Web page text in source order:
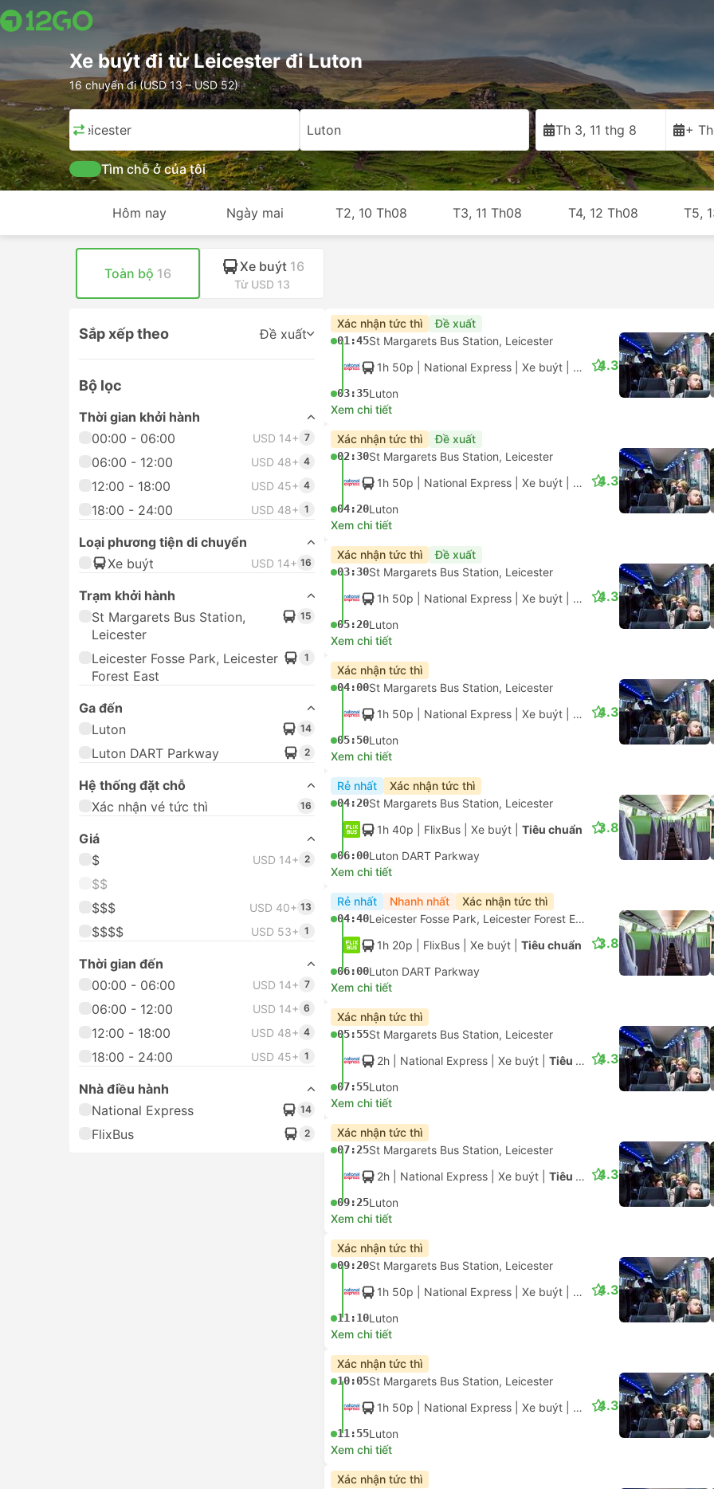
Xe buýt đi từ Leicester đi Luton
16 chuyến đi (USD 13 – USD 52)
Leicester Luton Th 3, 11 thg 8 +
Tìm chỗ ở của tôi
Hôm nay Ngày mai T2, 10 Th08 T3, 11 Th08 T4, 12 Th08 T5,
Toàn bộ 16 Xe buýt 16
Từ USD 13
Sắp xếp theo Đề xuất
Bộ lọc
Thời gian khởi hành
00:00 - 06:00
USD 14+ 7
06:00 - 12:00 USD 48+ 4
12:00 - 18:00 USD 45+ 4
18:00 - 24:00 USD 48+ 1
Loại phương tiện di chuyển
Xe buýt
USD 14+ 16
Trạm khởi hành
St Margarets Bus Station,
Leicester
15
Leicester Fosse Park, Leicester
Forest East
1
Ga đến
Luton
14
Luton DART Parkway 2
Hệ thống đặt chỗ
Xác nhận vé tức thì
16
Giá
$
USD 14+ 2
$$
$$$
USD 40+ 13
$$$$ USD 53+ 1
Thời gian đến
00:00 - 06:00
USD 14+ 7
06:00 - 12:00 USD 14+ 6
12:00 - 18:00 USD 48+ 4
18:00 - 24:00 USD 45+ 1
Nhà điều hành
National Express
14
FlixBus 2
Xác nhận tức thì Đề xuất
01:45St Margarets Bus Station, Leicester
1h 50p | National Express Xe buýt Tiêu chuẩn có điều hòa
03:35Luton
4.3
Xem chi tiết
Xác nhận tức thì Đề xuất
02:30St Margarets Bus Station, Leicester
1h 50p | National Express Xe buýt Tiêu chuẩn có điều hòa
04:20Luton
4.3
Xem chi tiết
Xác nhận tức thì Đề xuất
03:30St Margarets Bus Station, Leicester
1h 50p | National Express Xe buýt Tiêu chuẩn có điều hòa
05:20Luton
4.3
Xem chi tiết
Xác nhận tức thì
04:00St Margarets Bus Station, Leicester
1h 50p | National Express Xe buýt Tiêu chuẩn có điều hòa
05:50Luton
4.3
Xem chi tiết
Rẻ nhất Xác nhận tức thì
04:20St Margarets Bus Station, Leicester
1h 40p | FlixBus Xe buýt Tiêu chuẩn
06:00Luton DART Parkway
3.8
Xem chi tiết
Rẻ nhất Nhanh nhất Xác nhận tức thì
04:40
Leicester Fosse Park, Leicester Forest East
1h 20p | FlixBus Xe buýt Tiêu chuẩn
06:00Luton DART Parkway
3.8
Xem chi tiết
Xác nhận tức thì
05:55St Margarets Bus Station, Leicester
2h | National Express Xe buýt Tiêu chuẩn có điều hòa
07:55Luton
4.3
Xem chi tiết
Xác nhận tức thì
07:25St Margarets Bus Station, Leicester
2h | National Express Xe buýt Tiêu chuẩn có điều hòa
09:25Luton
4.3
Xem chi tiết
Xác nhận tức thì
09:20St Margarets Bus Station, Leicester
1h 50p | National Express Xe buýt Tiêu chuẩn có điều hòa
11:10Luton
4.3
Xem chi tiết
Xác nhận tức thì
10:05St Margarets Bus Station, Leicester
1h 50p | National Express Xe buýt Tiêu chuẩn có điều hòa
11:55Luton
4.3
Xem chi tiết
Xác nhận tức thì